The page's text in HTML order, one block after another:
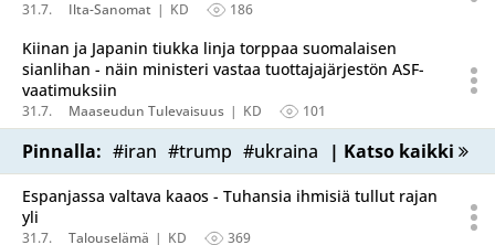
31.7. Ilta-Sanomat KD 186
Kiinan ja Japanin tiukka linja torppaa suomalaisen
sianlihan - näin ministeri vastaa tuottajajärjestön ASF-
vaatimuksiin
31.7. Maaseudun Tulevaisuus KD 101
Pinnalla: #iran #trump #ukraina | Katso kaikki
Espanjassa valtava kaaos - Tuhansia ihmisiä tullut rajan
yli
31.7. Talouselämä KD 369